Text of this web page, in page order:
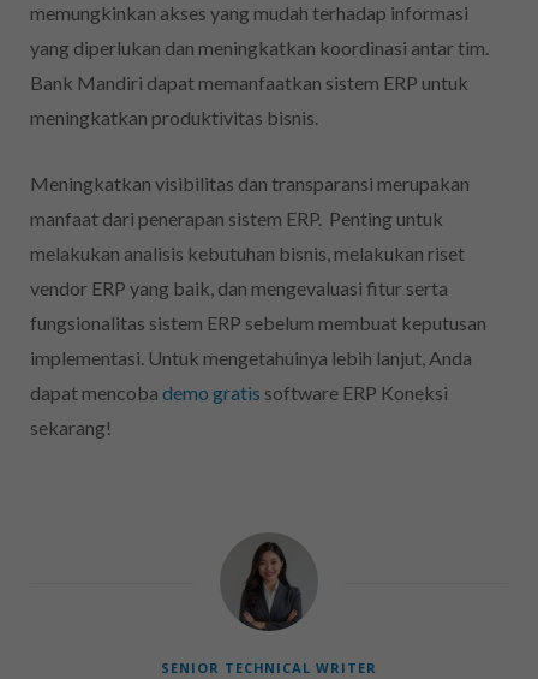
memungkinkan akses yang mudah terhadap informasi
yang diperlukan dan meningkatkan koordinasi antar tim.
Bank Mandiri dapat memanfaatkan sistem ERP untuk
meningkatkan produktivitas bisnis.
Meningkatkan visibilitas dan transparansi merupakan
manfaat dari penerapan sistem ERP. Penting untuk
melakukan analisis kebutuhan bisnis, melakukan riset
vendor ERP yang baik, dan mengevaluasi fitur serta
fungsionalitas sistem ERP sebelum membuat keputusan
implementasi. Untuk mengetahuinya lebih lanjut, Anda
dapat mencoba demo gratis software ERP Koneksi
sekarang!
SENIOR TECHNICAL WRITER